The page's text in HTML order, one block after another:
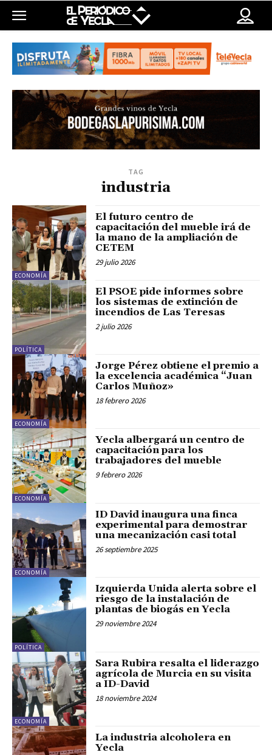
TAG
industria
ECONOMÍA
El futuro centro de
capacitación del mueble irá de
la mano de la ampliación de
CETEM
29 julio 2026
POLÍTICA
El PSOE pide informes sobre
los sistemas de extinción de
incendios de Las Teresas
2 julio 2026
ECONOMÍA
Jorge Pérez obtiene el premio a
la excelencia académica “Juan
Carlos Muñoz»
18 febrero 2026
ECONOMÍA
Yecla albergará un centro de
capacitación para los
trabajadores del mueble
9 febrero 2026
ECONOMÍA
ID David inaugura una finca
experimental para demostrar
una mecanización casi total
26 septiembre 2025
POLÍTICA
Izquierda Unida alerta sobre el
riesgo de la instalación de
plantas de biogás en Yecla
29 noviembre 2024
ECONOMÍA
Sara Rubira resalta el liderazgo
agrícola de Murcia en su visita
a ID-David
18 noviembre 2024
La industria alcoholera en
Yecla